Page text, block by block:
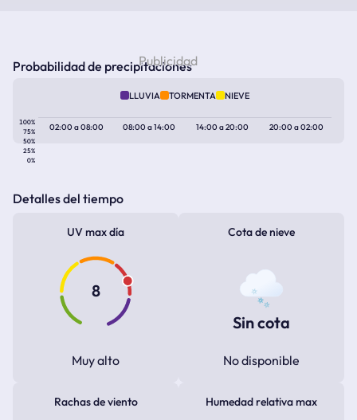
Probabilidad de precipitaciones
LLUVIA TORMENTA NIEVE
100%
75%
50%
25%
0%
02:00a08:00 08:00a14:00 14:00a20:00 20:00a02:00
Detalles del tiempo
UV max día
8
Muy alto
Cota de nieve
Sin cota
No disponible
Rachas de viento Humedad relativa max